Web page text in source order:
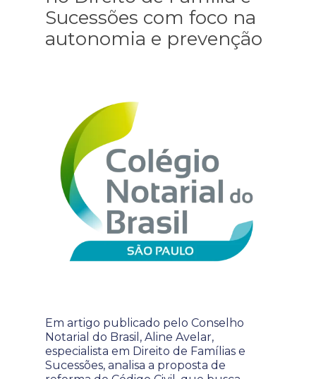
Sucessões com foco na
autonomia e prevenção
Em artigo publicado pelo Conselho
Notarial do Brasil, Aline Avelar,
especialista em Direito de Famílias e
Sucessões, analisa a proposta de